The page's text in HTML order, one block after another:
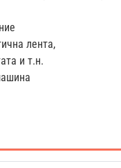
лента,
и т.н.